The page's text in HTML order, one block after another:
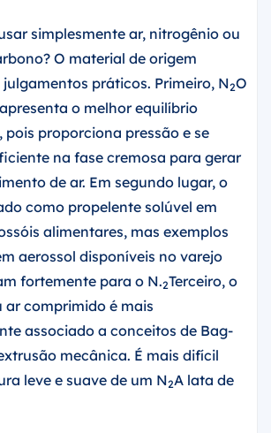
simplesmente ar, nitrogênio ou
O material de origem
práticos. Primeiro, N2O
o melhor equilíbrio
proporciona pressão e se
na fase cremosa para gerar
de ar. Em segundo lugar, o
como propelente solúvel em
alimentares, mas exemplos
aerossol disponíveis no varejo
fortemente para o N.2Terceiro, o
ar comprimido é mais
associado a conceitos de Bag-
mecânica. É mais difícil
leve e suave de um N2A lata de